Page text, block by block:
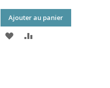
Ajouter au panier
AJOUTER